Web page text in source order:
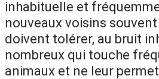
inhabituelle et
nouveaux voisins
doivent tolérer, au bruit
nombreux qui touche
animaux et ne leur